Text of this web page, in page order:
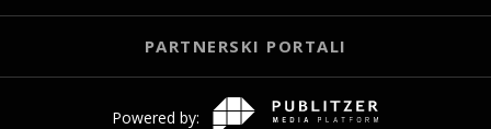
PARTNERSKI PORTALI
Powered by: